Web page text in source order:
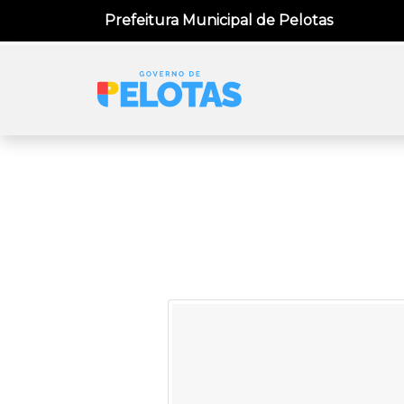
Prefeitura Municipal de Pelotas